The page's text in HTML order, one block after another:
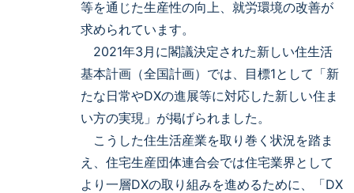
等を通じた生産性の向上、就労環境の改善が
求められています。
2021年3月に閣議決定された新しい住生活
基本計画（全国計画）では、目標1として「新
たな日常やDXの進展等に対応した新しい住ま
い方の実現」が掲げられました。
こうした住生活産業を取り巻く状況を踏ま
え、住宅生産団体連合会では住宅業界として
より一層DXの取り組みを進めるために、「DX